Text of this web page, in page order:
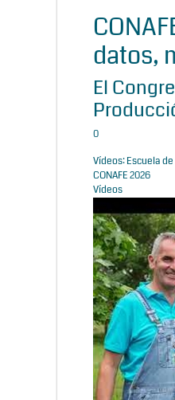
datos,
El
0
Vídeos: Escuela
CONAFE 2026
Vídeos